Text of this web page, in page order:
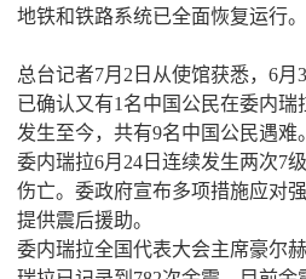
地铁和铁路系统已全面恢复运行。
总台记者7月2日从使馆获悉，6月
已确认又有1名中国公民在委内瑞
发生至今，共有9名中国公民遇难。
委内瑞拉6月24日连续发生两次7
伤亡。委政府宣布多项措施应对
提供震后援助。
委内瑞拉全国代表大会主席豪尔